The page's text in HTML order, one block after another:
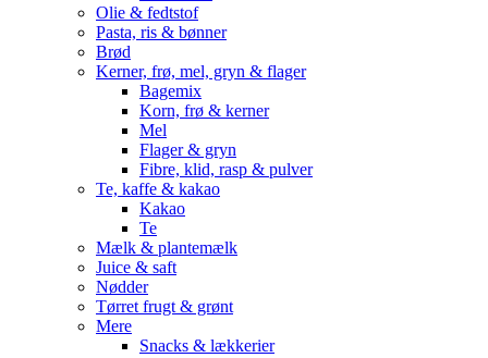
Olie & fedtstof
Pasta, ris & bønner
Brød
Kerner, frø, mel, gryn & flager
Bagemix
Korn, frø & kerner
Mel
Flager & gryn
Fibre, klid, rasp & pulver
Te, kaffe & kakao
Kakao
Te
Mælk & plantemælk
Juice & saft
Nødder
Tørret frugt & grønt
Mere
Snacks & lækkerier